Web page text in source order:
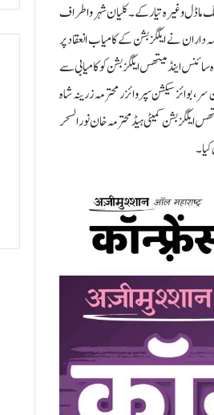
وغیرہ تیار کے۔ کلیان شہر و اطراف
نے ایکگزبشن کے کامیاب انعقاد پر
اینڈ میتھس ایکگزبشن کو کامیابی سے
سیکشن سپروائزر محترمہ زرینہ شاہ
ایکگزبشن کمیٹی ہیڈ محترمہ خان نورالسحر